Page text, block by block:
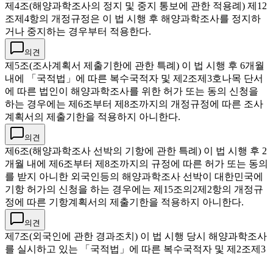
제4조(해양과학조사의 정지 및 중지 통보에 관한 적용례) 제12
조제4항의 개정규정은 이 법 시행 후 해양과학조사를 정지하
거나 중지하는 경우부터 적용한다.
의견
제5조(조사계획서 제출기한에 관한 특례) 이 법 시행 후 6개월
내에 「국적법」에 따른 복수국적자 및 제2조제3호나목 단서
에 따른 법인이 해양과학조사를 위한 허가 또는 동의 신청을
하는 경우에는 제6조부터 제8조까지의 개정규정에 따른 조사
계획서의 제출기한을 적용하지 아니한다.
의견
제6조(해양과학조사 선박의 기항에 관한 특례) 이 법 시행 후 2
개월 내에 제6조부터 제8조까지의 규정에 따른 허가 또는 동의
를 받지 아니한 외국인등의 해양과학조사 선박이 대한민국에
기항 허가의 신청을 하는 경우에는 제15조의2제2항의 개정규
정에 따른 기항계획서의 제출기한을 적용하지 아니한다.
의견
제7조(외국인에 관한 경과조치) 이 법 시행 당시 해양과학조사
를 실시하고 있는 「국적법」에 따른 복수국적자 및 제2조제3